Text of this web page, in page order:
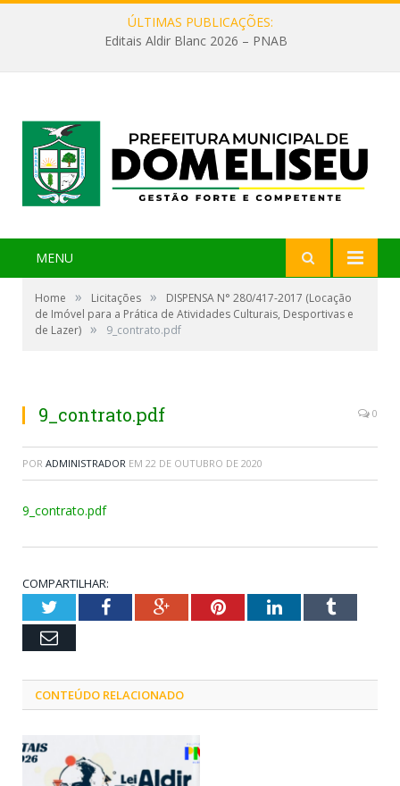
ÚLTIMAS PUBLICAÇÕES:
Editais Aldir Blanc 2026 – PNAB
MENU
Home » Licitações »
DISPENSA N° 280/417-2017 (Locação
de Imóvel para a Prática de Atividades Culturais, Desportivas e
de Lazer) » 9_contrato.pdf
9_contrato.pdf 0
POR ADMINISTRADOR EM 22 DE OUTUBRO DE 2020
9_contrato.pdf
COMPARTILHAR:
TwitterFacebookGoogle+PinterestLinkedInTumblr
Email
CONTEÚDO RELACIONADO